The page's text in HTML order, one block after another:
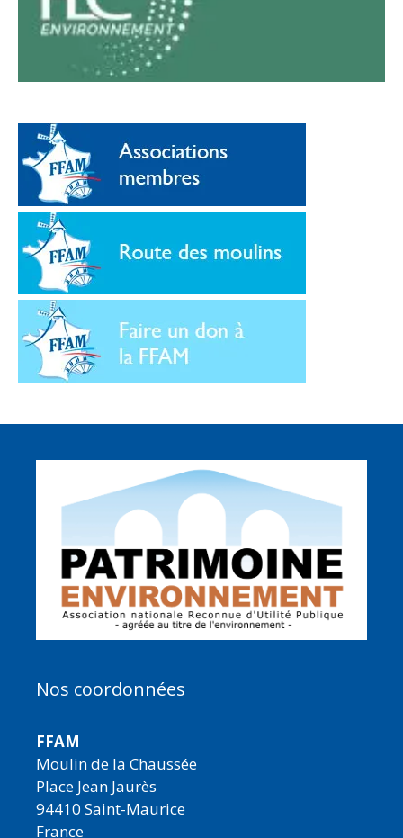
Nos coordonnées
FFAM
Moulin de la Chaussée
Place Jean Jaurès
94410 Saint-Maurice
France